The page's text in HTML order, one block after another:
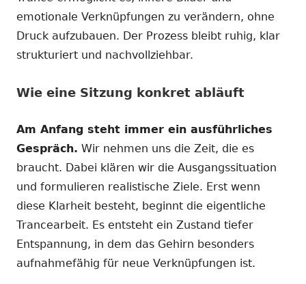
emotionale Verknüpfungen zu verändern, ohne
Druck aufzubauen. Der Prozess bleibt ruhig, klar
strukturiert und nachvollziehbar.
Wie eine Sitzung konkret abläuft
Am Anfang steht immer ein ausführliches
Gespräch. Wir nehmen uns die Zeit, die es
braucht. Dabei klären wir die Ausgangssituation
und formulieren realistische Ziele. Erst wenn
diese Klarheit besteht, beginnt die eigentliche
Trancearbeit. Es entsteht ein Zustand tiefer
Entspannung, in dem das Gehirn besonders
aufnahmefähig für neue Verknüpfungen ist.